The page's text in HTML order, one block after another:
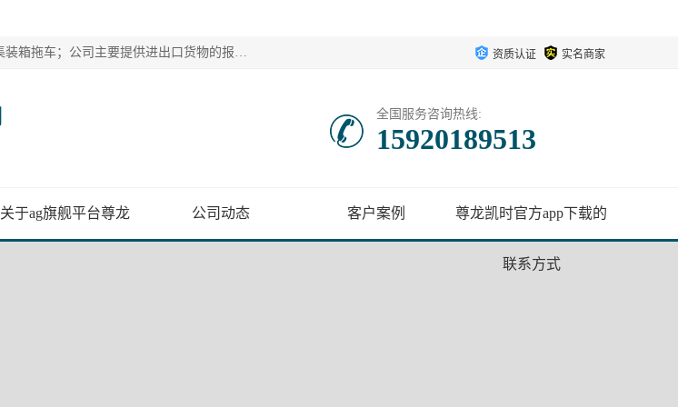
广州市盈亿物流有限公司主要从事：南沙港集装箱拖车、蛇口港集装箱拖车、盐田港集装箱拖车；公司主要提供进出口货物的报关报检、集装箱拖车、特种柜拖车、散货车、仓储搬运、装拆箱配送等港口物流服务。服务区域涵盖全国，起运港口：黄埔港、南沙港、盐田港、蛇口港等码头以及广州白云机场和火车站如南沙港火车站、 大朗、增城西、石龙等货运站。 资质认证 实名商家
全国服务咨询热线:
15920189513
关于ag旗舰平台尊龙 公司动态 客户案例 尊龙凯时官方app下载的
联系方式